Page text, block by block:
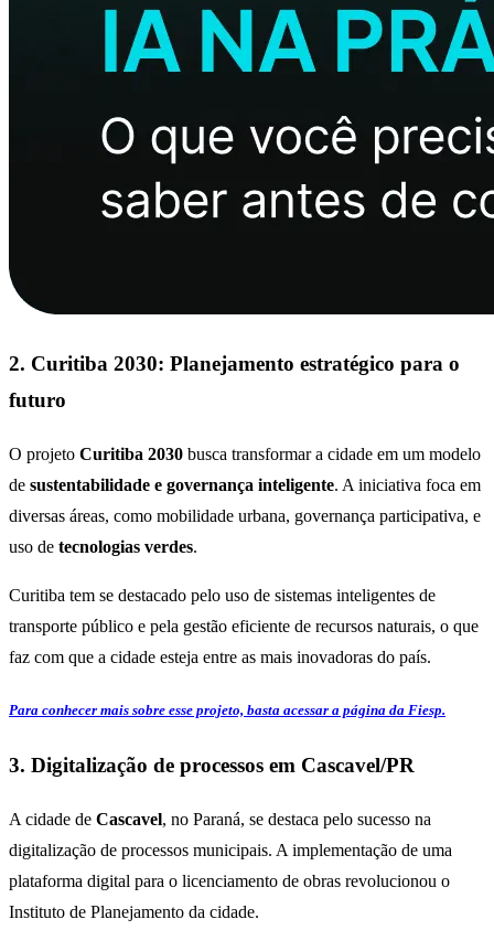
2. Curitiba 2030: Planejamento estratégico para o
futuro
O projeto Curitiba 2030 busca transformar a cidade em um modelo
de sustentabilidade e governança inteligente. A iniciativa foca em
diversas áreas, como mobilidade urbana, governança participativa, e
uso de tecnologias verdes.
Curitiba tem se destacado pelo uso de sistemas inteligentes de
transporte público e pela gestão eficiente de recursos naturais, o que
faz com que a cidade esteja entre as mais inovadoras do país.
Para conhecer mais sobre esse projeto, basta acessar a página da Fiesp.
3. Digitalização de processos em Cascavel/PR
A cidade de Cascavel, no Paraná, se destaca pelo sucesso na
digitalização de processos municipais. A implementação de uma
plataforma digital para o licenciamento de obras revolucionou o
Instituto de Planejamento da cidade.